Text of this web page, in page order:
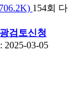
154회 다
검토신청
2025-03-05